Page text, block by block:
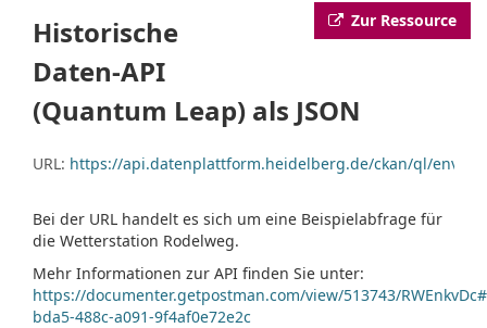
Zur Ressource
Historische
Daten-API
(Quantum Leap) als JSON
URL: https://api.datenplattform.heidelberg.de/ckan/ql/
Bei der URL handelt es sich um eine Beispielabfrage für
die Wetterstation Rodelweg.
Mehr Informationen zur API finden Sie unter:
https://documenter.getpostman.com/view/513743/
bda5-488c-a091-9f4af0e72e2c